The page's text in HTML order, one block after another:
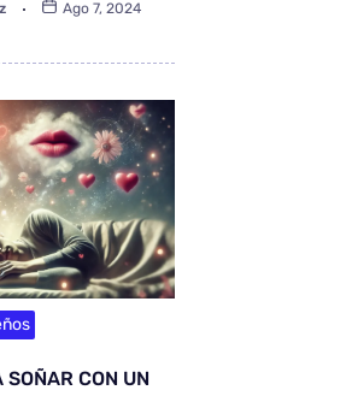
Ago 7, 2024
CON UN